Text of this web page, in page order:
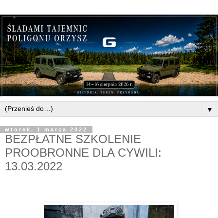
▼
wtorek, 1 marca 2022
BEZPŁATNE SZKOLENIE
PROOBRONNE DLA CYWILI:
13.03.2022